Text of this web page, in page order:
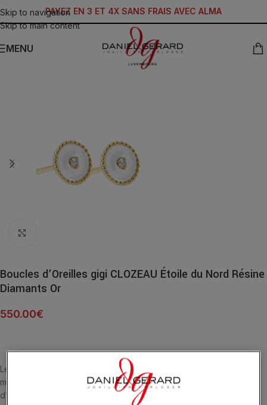
Skip to navigation
Skip to main content
PAYEZ EN 3 ET 4X SANS FRAIS AVEC ALMA
MENU
Boucles d’Oreilles gigi CLOZEAU Étoile du Nord Résine
Diamants Or
550.00€
Les soirs où les pirates pouvaient l’apercevoir, l’étoile du nord,
malgré la tempête, les ramenait toujours à bon port. Boucles
d’oreilles étoile du nord diamants, or 18 carats.